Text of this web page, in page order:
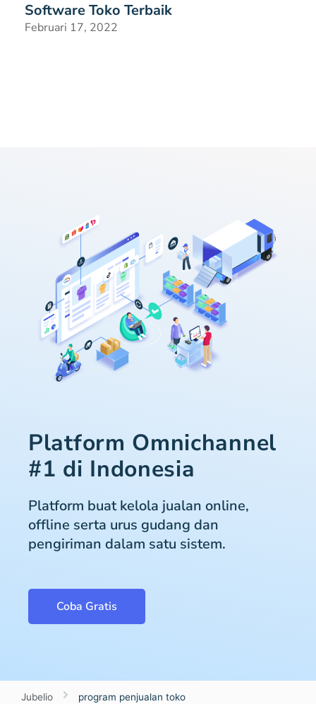
Software Toko Terbaik
Februari 17, 2022
Platform Omnichannel
#1 di Indonesia
Platform buat kelola jualan online,
offline serta urus gudang dan
pengiriman dalam satu sistem.
Coba Gratis
Jubelio program penjualan toko